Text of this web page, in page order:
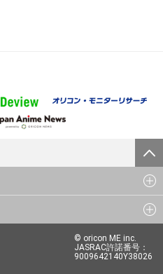
© oricon ME inc.
JASRAC許諾番号：
9009642140Y38026